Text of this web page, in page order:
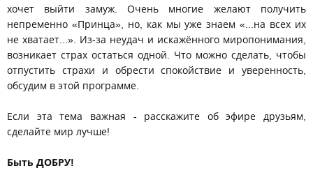
хочет выйти замуж. Очень многие желают получить
непременно «Принца», но, как мы уже знаем «...на всех их
не хватает...». Из-за неудач и искажённого миропонимания,
возникает страх остаться одной. Что можно сделать, чтобы
отпустить страхи и обрести спокойствие и уверенность,
обсудим в этой программе.
Если эта тема важная - расскажите об эфире друзьям,
сделайте мир лучше!
Быть ДОБРУ!